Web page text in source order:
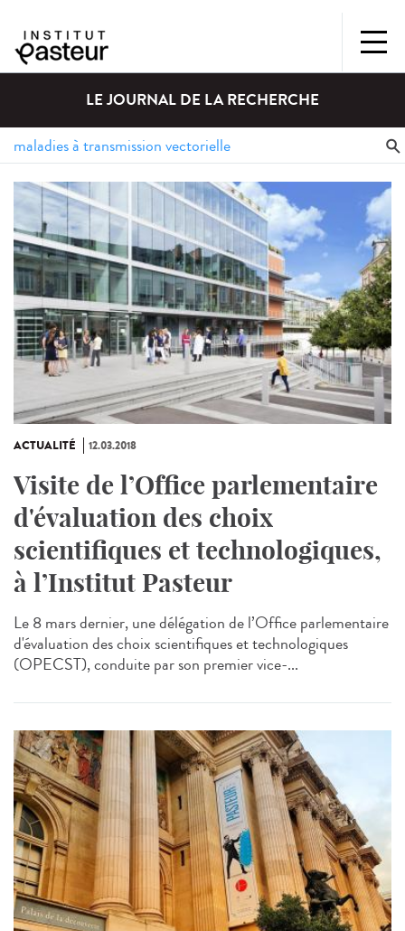
LE JOURNAL DE LA RECHERCHE
ACTUALITÉ 12.03.2018
Visite de l’Office parlementaire
d'évaluation des choix
scientifiques et technologiques,
à l’Institut Pasteur
Le 8 mars dernier, une délégation de l’Office parlementaire
d'évaluation des choix scientifiques et technologiques
(OPECST), conduite par son premier vice-...